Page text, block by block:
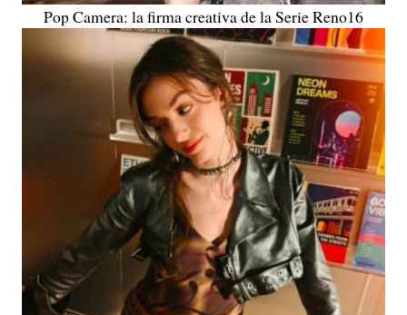
Pop Camera: la firma creativa de la Serie Reno16